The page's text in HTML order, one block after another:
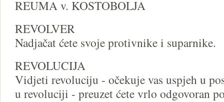
REUMA v. KOSTOBOLJA
REVOLVER
Nadjačat ćete svoje protivnike i suparnike.
REVOLUCIJA
Vidjeti revoluciju - očekuje vas uspjeh u
u revoluciji - preuzet ćete vrlo odgovoran